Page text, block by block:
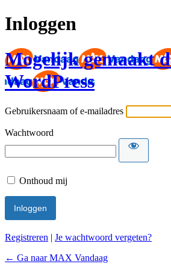
Inloggen
Mogelijk gemaakt
WordPress
Gebruikersnaam of e-mailadres
Wachtwoord
Onthoud mij
Registreren | Je wachtwoord vergeten?
← Ga naar MAX Vandaag